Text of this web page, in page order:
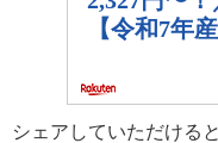
シェアしていただける